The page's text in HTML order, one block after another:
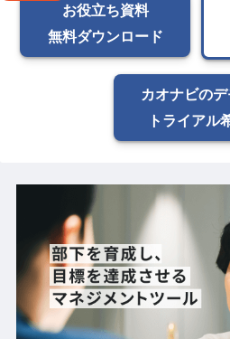
お役立ち資料
無料ダウンロード
カオナビの
トライアル